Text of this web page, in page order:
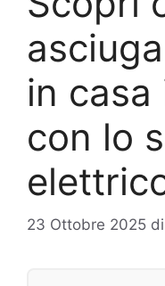
in casa
con lo
23 Ottobre 2025 di